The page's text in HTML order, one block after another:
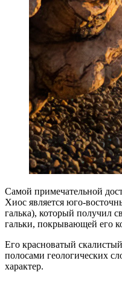
Самой примечательной
Хиос является юго-
галька), который получил
гальки, покрывающей его
Его красноватый
полосами геологических
характер.